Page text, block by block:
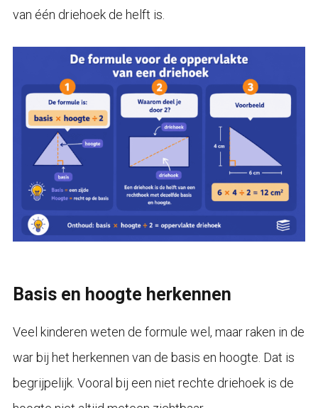
van één driehoek de helft is.
Basis en hoogte herkennen
Veel kinderen weten de formule wel, maar raken in de
war bij het herkennen van de basis en hoogte. Dat is
begrijpelijk. Vooral bij een niet rechte driehoek is de